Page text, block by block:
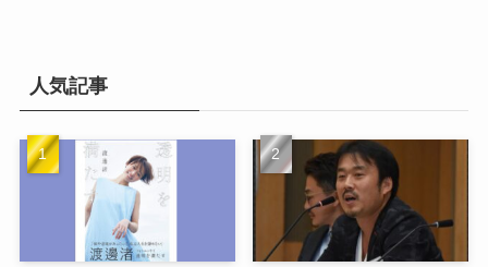
人気記事